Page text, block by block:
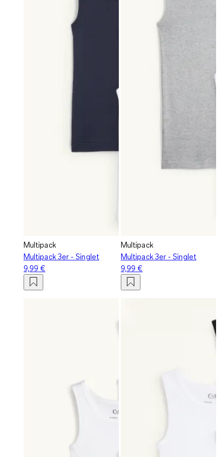
Multipack
Multipack 3er - Singlet
9,99 €
Multipack
Multipack 3er - Singlet
9,99 €